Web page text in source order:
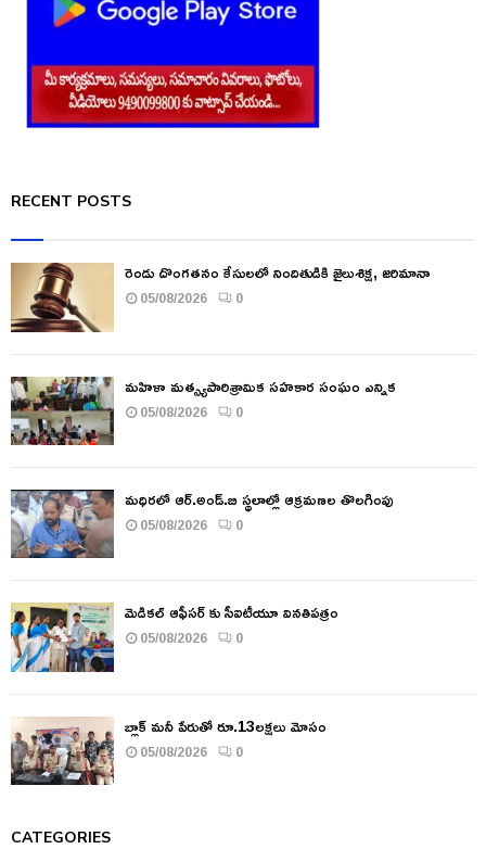
RECENT POSTS
రెండు దొంగతనం కేసులలో నిందితుడికి జైలుశిక్ష, జరిమానా
05/08/2026 0
మహిళా మత్స్యపారిశ్రామిక సహకార సంఘం ఎన్నిక
05/08/2026 0
మధిరలో ఆర్.అండ్.బి స్థలాల్లో ఆక్రమణల తొలగింపు
05/08/2026 0
మెడికల్ ఆఫీసర్ కు సీఐటీయూ వినతిపత్రం
05/08/2026 0
బ్లాక్ మనీ పేరుతో రూ.13లక్షలు మోసం
05/08/2026 0
CATEGORIES